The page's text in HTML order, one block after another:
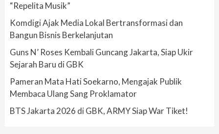
“Repelita Musik”
Komdigi Ajak Media Lokal Bertransformasi dan
Bangun Bisnis Berkelanjutan
Guns N’ Roses Kembali Guncang Jakarta, Siap Ukir
Sejarah Baru di GBK
Pameran Mata Hati Soekarno, Mengajak Publik
Membaca Ulang Sang Proklamator
BTS Jakarta 2026 di GBK, ARMY Siap War Tiket!